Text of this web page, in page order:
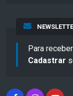
Para
Cadastrar